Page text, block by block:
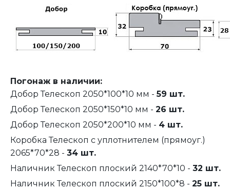
Погонаж в наличии:
Добор Телескоп 2050*100*10 мм -59 шт.
Добор Телескоп 2050*150*10 мм - 26 шт.
Добор Телескоп 2050*200*10 мм - 4 шт.
Коробка Телескоп с уплотнителем (прямоуг.)
2065*70*28 - 34 шт.
Наличник Телескоп плоский 2140*70*10 - 32 шт.
Наличник Телескоп плоский 2150*100*8 - 25 шт.